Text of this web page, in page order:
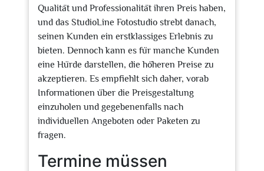
Qualität und Professionalität ihren Preis haben,
und das StudioLine Fotostudio strebt danach,
seinen Kunden ein erstklassiges Erlebnis zu
bieten. Dennoch kann es für manche Kunden
eine Hürde darstellen, die höheren Preise zu
akzeptieren. Es empfiehlt sich daher, vorab
Informationen über die Preisgestaltung
einzuholen und gegebenenfalls nach
individuellen Angeboten oder Paketen zu
fragen.
Termine müssen